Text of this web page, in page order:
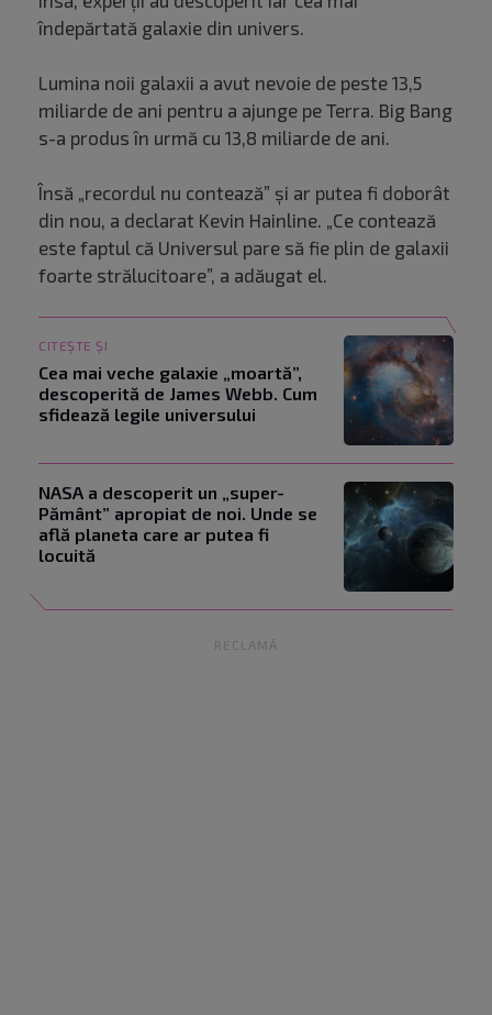
îndepărtată galaxie din univers.
Lumina noii galaxii a avut nevoie de peste 13,5
miliarde de ani pentru a ajunge pe Terra. Big Bang
s-a produs în urmă cu 13,8 miliarde de ani.
Însă „recordul nu contează” şi ar putea fi doborât
din nou, a declarat Kevin Hainline. „Ce contează
este faptul că Universul pare să fie plin de galaxii
foarte strălucitoare”, a adăugat el.
CITEȘTE ȘI
Cea mai veche galaxie „moartă”,
descoperită de James Webb. Cum
sfidează legile universului
NASA a descoperit un „super-
Pământ” apropiat de noi. Unde se
află planeta care ar putea fi
locuită
RECLAMĂ